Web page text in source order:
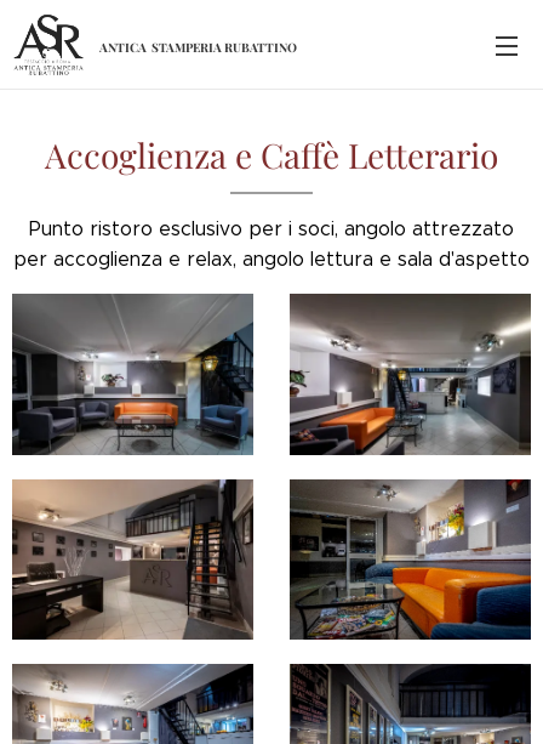
ANTICA STAMPERIARUBATTINO
Accoglienza e Caffè Letterario
Punto ristoro esclusivo per i soci, angolo attrezzato
per accoglienza e relax, angolo lettura e sala d'aspetto